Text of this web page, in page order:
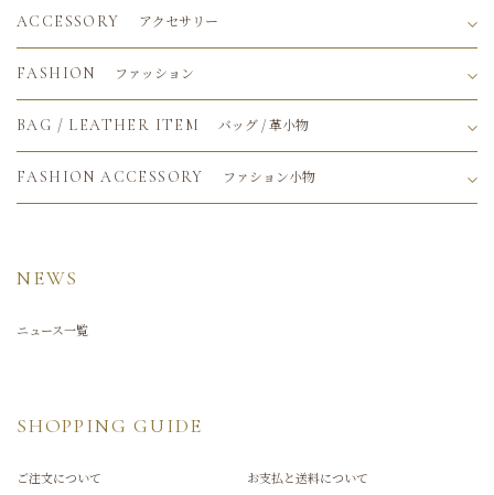
ACCESSORY アクセサリー
FASHION ファッション
BAG / LEATHER ITEM バッグ / 革小物
FASHION ACCESSORY ファション小物
NEWS
ニュース一覧
SHOPPING GUIDE
ご注文について お支払と送料について